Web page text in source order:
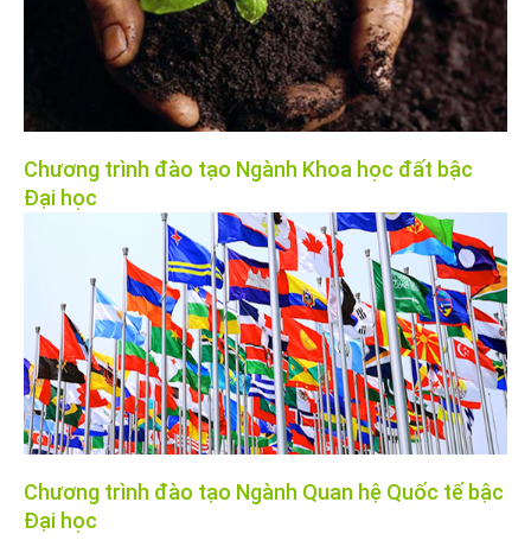
Chương trình đào tạo Ngành Khoa học đất bậc
Đại học
Chương trình đào tạo Ngành Quan hệ Quốc tế bậc
Đại học